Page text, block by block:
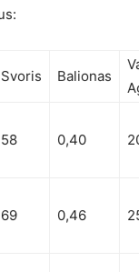
Svoris Balionas
58 0,40
69 0,46